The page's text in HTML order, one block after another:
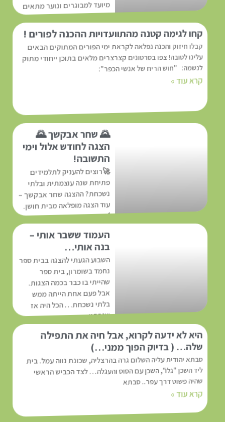
אחד שפועם כבר
קרא עוד »
קחו לגימה קטנה מהתוועדויות ההכנה לפורים !
קבלו חיזוק והכנה נפלאה לקראת ימי הפורים המתוקים הבאים
עלינו לטובה! צפו בסרטונים קצרצרים מלאים בתוכן ייחודי מתוק
לנשמה: "חוש הריח של אנשי הכפר":
קרא עוד »
🌄 שחר אבקשך 🌄
הצגה לחודש אלול וימי
התשובה!
🚀רוצים להעניק לתלמידים
פתיחת שנה עוצמתית ובלתי
נשכחת? ההצגה שחר אבקשך –
עוד הצגה מופלאה מבית חושן.
✅ אוירה ייחודית פותחת
קרא עוד »
העמוד ששבר אותי –
בנה אותי…
השבוע הגעתי להצגה בבית ספר
נחמד בשומרון, בית ספר
שהייתי בו כבר בכמה הצגות.
אבל פעם אחת הייתה ממש
בלתי נשכחת… הכל היה אז
שגרתי:
קרא עוד »
היא לא ידעה לקרוא, אבל חיה את התפילה
שלה… ( בדיוק הפוך ממני…)
סבתא יהודית עליה השלום גרה בהרצליה, שכונת נווה עמל. בית
ליד השכן "גלו", השכן עם הסוס והעגלה… לצד הכביש הראשי
שהיה פשוט דרך עפר.. סבתא
קרא עוד »